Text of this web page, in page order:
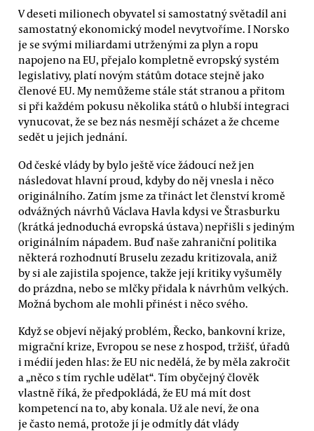
V deseti milionech obyvatel si samostatný světadíl ani
samostatný ekonomický model nevytvoříme. I Norsko
je se svými miliardami utrženými za plyn a ropu
napojeno na EU, přejalo kompletně evropský systém
legislativy, platí novým státům dotace stejně jako
členové EU. My nemůžeme stále stát stranou a přitom
si při každém pokusu několika států o hlubší integraci
vynucovat, že se bez nás nesmějí scházet a že chceme
sedět u jejich jednání.
Od české vlády by bylo ještě více žádoucí než jen
následovat hlavní proud, kdyby do něj vnesla i něco
originálního. Zatím jsme za třináct let členství kromě
odvážných návrhů Václava Havla kdysi ve Štrasburku
(krátká jednoduchá evropská ústava) nepřišli s jediným
originálním nápadem. Buď naše zahraniční politika
některá rozhodnutí Bruselu zezadu kritizovala, aniž
by si ale zajistila spojence, takže její kritiky vyšuměly
do prázdna, nebo se mlčky přidala k návrhům velkých.
Možná bychom ale mohli přinést i něco svého.
Když se objeví nějaký problém, Řecko, bankovní krize,
migrační krize, Evropou se nese z hospod, tržišť, úřadů
i médií jeden hlas: že EU nic nedělá, že by měla zakročit
a „něco s tím rychle udělat“. Tím obyčejný člověk
vlastně říká, že předpokládá, že EU má mít dost
kompetencí na to, aby konala. Už ale neví, že ona
je často nemá, protože jí je odmítly dát vlády